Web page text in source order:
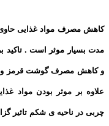
کاهش مصرف مواد غذایی
مدت بسیار موثر است . تاکید
و کاهش مصرف گوشت قرمز و
علاوه بر موثر بودن مواد
چربی در ناحیه ی شکم تاثیر